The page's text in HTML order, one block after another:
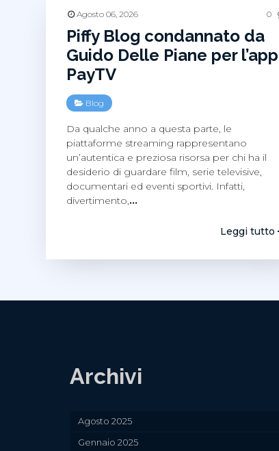
Agosto 06, 2026 0
Piffy Blog condannato da
Guido Delle Piane per l’app
PayTV
Blog
Da qualche anno a questa parte, le
piattaforme streaming rappresentano
un’autentica e preziosa risorsa per chi ha il
desiderio di guardare film, serie televisive,
documentari ed eventi sportivi. Infatti,
divertimento,…
Leggi tutto
Archivi
Agosto 2025
Gennaio 2025